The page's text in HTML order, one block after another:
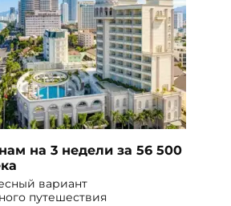
на 3 недели за 56 500
вариант
путешествия